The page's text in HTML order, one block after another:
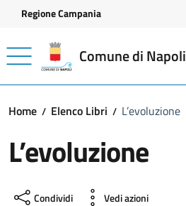
Vai ai contenuti
Vai al footer
Regione Campania
Comune di Napoli
Home Elenco Libri L’evoluzione
L’evoluzione
Condividi Vedi azioni